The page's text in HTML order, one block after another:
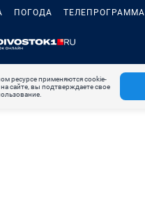
ПОГОДА ТЕЛЕПРОГРАММА
ресурсе применяются cookie-
сайте, вы подтверждаете свое